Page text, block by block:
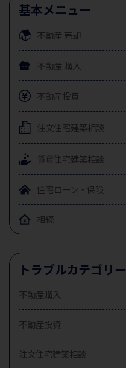
基本メニュー
不動産 売却
不動産 購入
不動産投資
注文住宅建築相談
賃貸住宅建築相談
住宅ローン・保険
相続
トラブルカテゴリー
不動産購入
不動産投資
注文住宅建築相談